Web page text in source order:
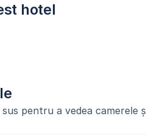
hotel
pentru a vedea camerele